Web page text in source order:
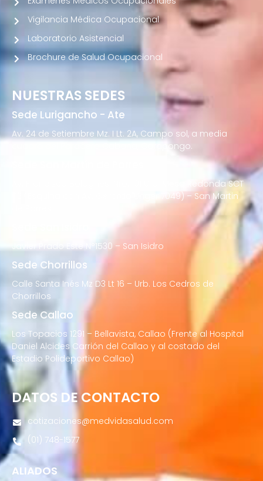
NUESTRAS SEDES
Sede Lurigancho - Ate
Av. 24 de Setiembre Mz. I Lt. 2A, Campo sol, a media
cuadra del Paradero Cabana, Carapongo.
Av. Francisco Bolognesi Nro. 101 Urb. Mesa Redonda SCT
02 (Esquina con Av. Gerardo Unger 7049) – San Martin
Javier Prado Este N°1530 – San Isidro
Sede Chorrillos
Calle Santa Inés Mz D3 Lt 16 – Urb. Los Cedros de
Chorrillos
Sede Callao
Los Topacios 1291 – Bellavista, Callao (Frente al Hospital
Daniel Alcides Carrión del Callao y al costado del
Estadio Polideportivo Callao)
Vigilancia Médica Ocupacional
Laboratorio Asistencial
Brochure de Salud Ocupacional
DATOS DE CONTACTO
cotizaciones@medvidasalud.com
(01) 748-1577
ALIADOS